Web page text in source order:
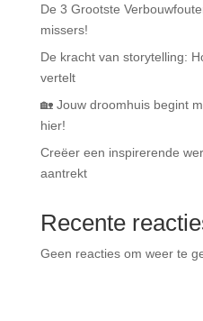
De 3 Grootste
missers!
De kracht van storytelling:
vertelt
🏡 Jouw droomhuis begint
hier!
Creëer een inspirerende
aantrekt
Recente
Geen reacties om weer te